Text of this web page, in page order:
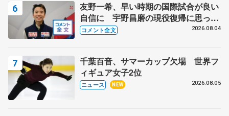
友野一希、早い時期の国際試合が良い
自信に 宇野昌磨の現役復帰に思って
いること 【アジアンオープントロフ
コメント全文 2026.08.04
千葉百音、サマーカップ欠場 世界フ
ィギュア女子2位
ニュース NEW 2026.08.05